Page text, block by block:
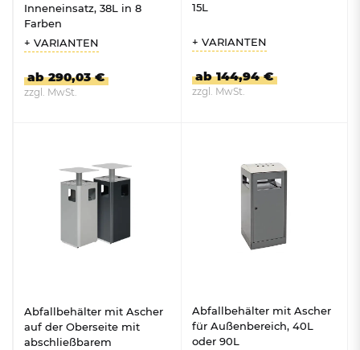
Inneneinsatz, 38L in 8
Farben
+ VARIANTEN
ab 290,03 €
zzgl. MwSt.
15L
+ VARIANTEN
ab 144,94 €
zzgl. MwSt.
Abfallbehälter mit Ascher
auf der Oberseite mit
abschließbarem
Abfallbehälter mit Ascher
für Außenbereich, 40L
oder 90L